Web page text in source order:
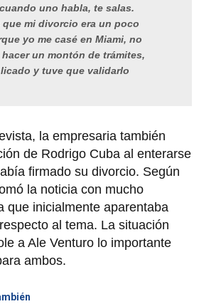
uno habla, te salas.
que mi divorcio era un poco
yo me casé en Miami, no
un montón de trámites,
y tuve que validarlo
la empresaria también
de Rodrigo Cuba al enterarse
firmado su divorcio. Según
la noticia con mucho
que inicialmente aparentaba
al tema. La situación
a Ale Venturo lo importante
ambos.